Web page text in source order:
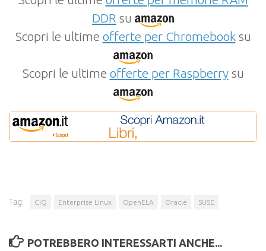
DDR su
Scopri le ultime offerte per Chromebooksu
Scopri le ultime offerte per Raspberrysu
Tag: CiQ Enterprise Linux OpenELA Oracle SUSE
POTREBBERO INTERESSARTI ANCHE...